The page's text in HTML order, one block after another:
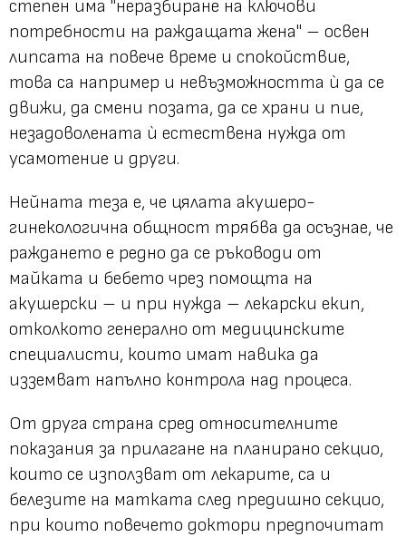
степен има "неразбиране на ключови
потребности на раждащата жена" – освен
липсата на повече време и спокойствие,
това са например и невъзможността ѝ да се
движи, да смени позата, да се храни и пие,
незадоволената ѝ естествена нужда от
усамотение и други.
Нейната теза е, че цялата акушеро-
гинекологична общност трябва да осъзнае, че
раждането е редно да се ръководи от
майката и бебето чрез помощта на
акушерски – и при нужда – лекарски екип,
отколкото генерално от медицинските
специалисти, които имат навика да
изземват напълно контрола над процеса.
От друга страна сред относителните
показания за прилагане на планирано секцио,
които се използват от лекарите, са и
белезите на матката след предишно секцио,
при които повечето доктори предпочитат